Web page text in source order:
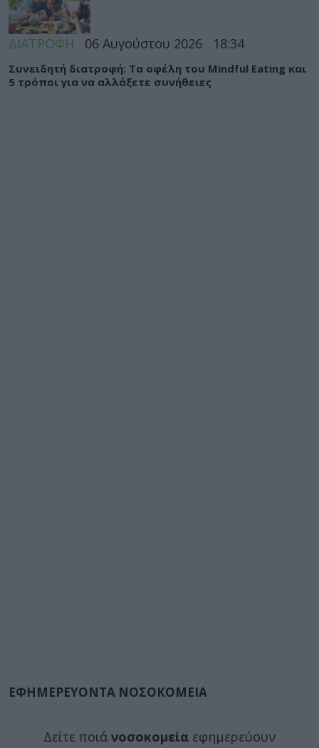
ΔΙΑΤΡΟΦΗ 06 Αυγούστου 2026 18:34
Συνειδητή διατροφή: Τα οφέλη του Mindful Eating και
5 τρόποι για να αλλάξετε συνήθειες
ΕΦΗΜΕΡΕΥΟΝΤΑ ΝΟΣΟΚΟΜΕΙΑ
Δείτε ποιά νοσοκομεία εφημερεύουν